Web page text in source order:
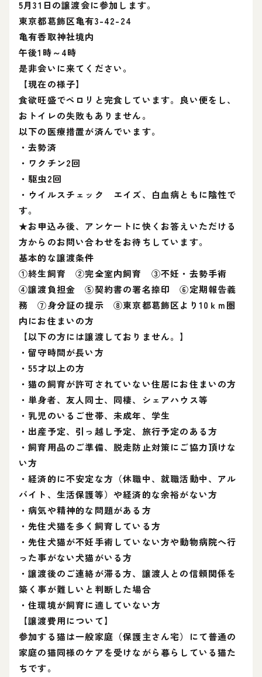
5月31日の譲渡会に参加します。
東京都葛飾区亀有3-42-24
亀有香取神社境内
午後1時～4時
是非会いに来てください。
【現在の様子】
食欲旺盛でペロリと完食しています。良い便をし、
おトイレの失敗もありません。
以下の医療措置が済んでいます。
・去勢済
・ワクチン2回
・駆虫2回
・ウイルスチェック エイズ、白血病ともに陰性で
す。
★お申込み後、アンケートに快くお答えいただける
方からのお問い合わせをお待ちしています。
基本的な譲渡条件
①終生飼育 ②完全室内飼育 ③不妊・去勢手術
④譲渡負担金 ⑤契約書の署名捺印 ⑥定期報告義
務 ⑦身分証の提示 ⑧東京都葛飾区より10ｋm圏
内にお住まいの方
【以下の方には譲渡しておりません。】
・留守時間が長い方
・55才以上の方
・猫の飼育が許可されていない住居にお住まいの方
・単身者、友人同士、同棲、シェアハウス等
・乳児のいるご世帯、未成年、学生
・出産予定、引っ越し予定、旅行予定のある方
・飼育用品のご準備、脱走防止対策にご協力頂けな
い方
・経済的に不安定な方（休職中、就職活動中、アル
バイト、生活保護等）や経済的な余裕がない方
・病気や精神的な問題がある方
・先住犬猫を多く飼育している方
・先住犬猫が不妊手術していない方や動物病院へ行
った事がない犬猫がいる方
・譲渡後のご連絡が滞る方、譲渡人との信頼関係を
築く事が難しいと判断した場合
・住環境が飼育に適していない方
【譲渡費用について】
参加する猫は一般家庭（保護主さん宅）にて普通の
家庭の猫同様のケアを受けながら暮らしている猫た
ちです。